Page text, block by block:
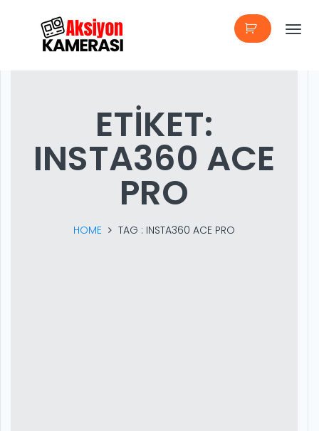
T
ETIKET:
INSTA360 ACE
PRO
HOME TAG : INSTA360 ACE PRO